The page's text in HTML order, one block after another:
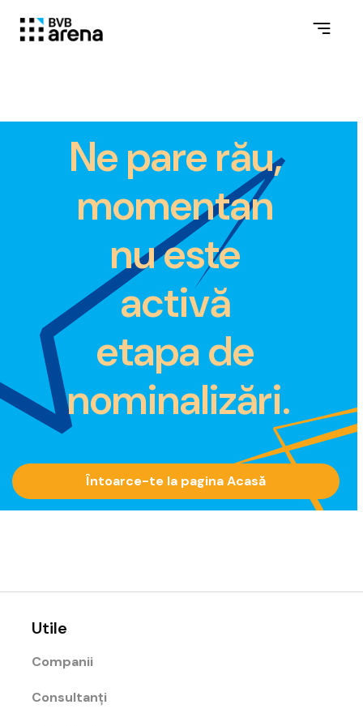
Ne pare rău,
momentan
nu este
activă
etapa de
nominalizări.
Întoarce-te la pagina Acasă
Utile
Companii
Consultanți